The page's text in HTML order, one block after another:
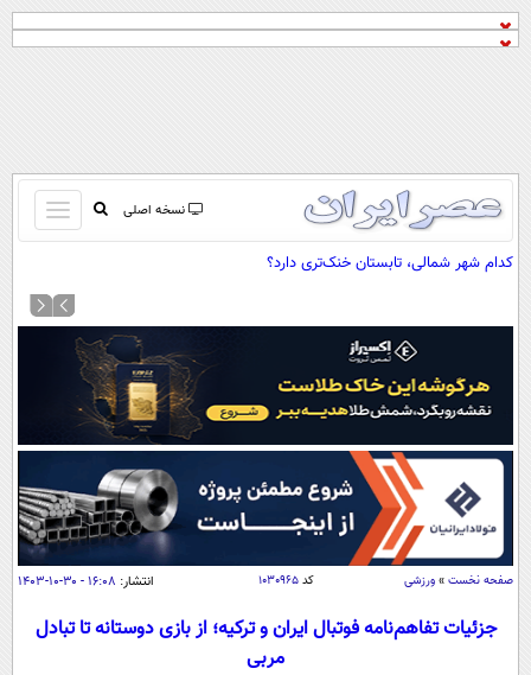
نسخه اصلی
باز
و
کردن
صفحه اول
آرشیو
نظرسنجی
آب و هوا
اوقات شرعی
سواد زندگی
اقتصاد
اقتصادی
خودرو
جامعه
اجتماعی
ورزشی
کدام شهر شمالی، تابستان خنک‌تری دارد؟
صفحه نخست » ورزشی کد ۱۰۳۰۹۶۵ انتشار: ۱۶:۰۸ - ۳۰-۱۰-۱۴۰۳
جزئیات تفاهم‌نامه فوتبال ایران و ترکیه؛ از بازی دوستانه تا تبادل
مربی